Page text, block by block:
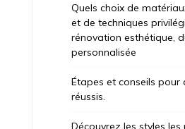
Quels choix de
et de techniques
rénovation esthétique,
personnalisée
Étapes et conseils pour
réussis.
Découvrez les styles les